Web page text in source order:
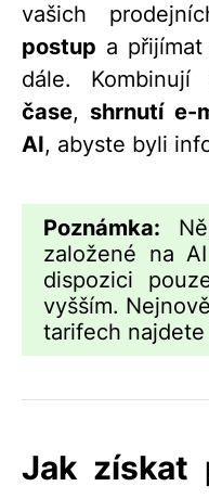
vašich
postup a přijímat
dále. Kombinují
čase,shrnutí e-
AI, abyste byli
Poznámka:
založené na
dispozici
vyšším.
tarifech
Jak získat